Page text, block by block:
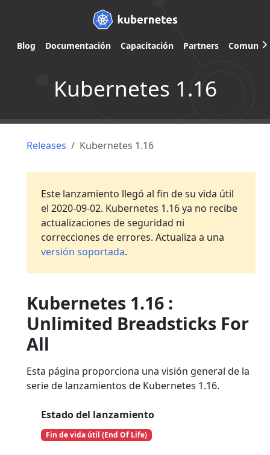
Blog Documentación Capacitación Partners
Kubernetes 1.16
Releases Kubernetes 1.16
Este lanzamiento llegó al fin de su vida útil
el 2020-09-02. Kubernetes 1.16 ya no recibe
actualizaciones de seguridad ni
correcciones de errores. Actualiza a una
versión soportada.
Kubernetes 1.16 :
Unlimited Breadsticks For
All
Esta página proporciona una visión general de la
serie de lanzamientos de Kubernetes 1.16.
Estado del lanzamiento
Fin de vida útil (End Of Life)